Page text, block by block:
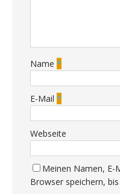
Name *
E-Mail *
Webseite
Meinen Namen, E-
Browser speichern,